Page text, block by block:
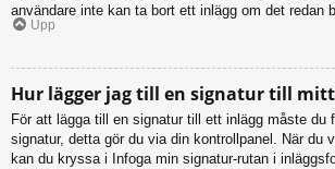
användare inte kan ta bort ett inlägg om det redan
Upp
Hur lägger jag till en signatur till
För att lägga till en signatur till ett inlägg måste du
signatur, detta gör du via din kontrollpanel. När du
kan du kryssa i Infoga min signatur-rutan i